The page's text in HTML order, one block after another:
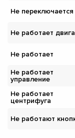
Не переключается
Не работает
Не работает
Не работает
управление
Не работает
центрифуга
Не работают